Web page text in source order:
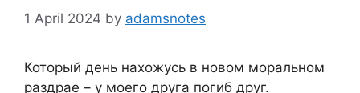
1 April 2024 by adamsnotes
Который день нахожусь в новом моральном
раздрае – у моего друга погиб друг.